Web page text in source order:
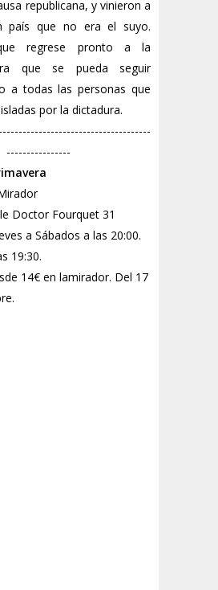
republicana, y vinieron a
país que no era el suyo.
regrese pronto a la
que se pueda seguir
a todas las personas que
por la dictadura.
----------------
Doctor Fourquet 31
a Sábados a las 20:00.
19:30.
14€ en lamirador. Del 17